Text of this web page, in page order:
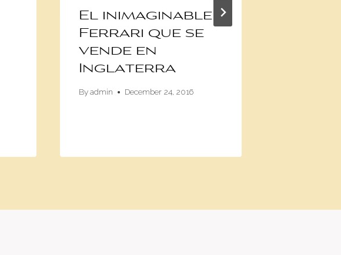
El inimaginable
Ferrari que se
vende en
Inglaterra
By admin December 24, 2016